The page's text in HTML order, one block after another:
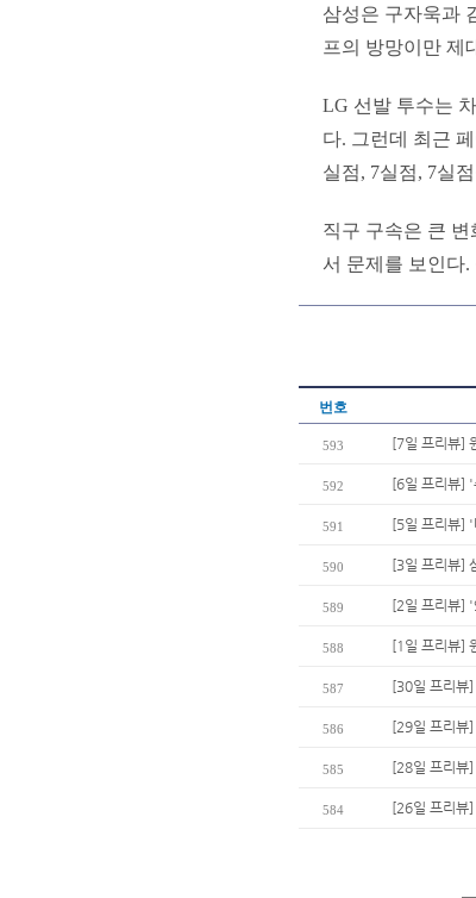
삼성은 구자욱과
프의 방망이만 제
LG 선발 투수는
다. 그런데 최근
실점, 7실점, 7실
직구 구속은 큰
서 문제를 보인다
번호
593 [7일 프리뷰]
592 [6일 프리뷰]
591 [5일 프리뷰]
590 [3일 프리뷰]
589 [2일 프리뷰]
588 [1일 프리뷰]
587 [30일 프리뷰
586 [29일 프리뷰
585 [28일 프리뷰]
584 [26일 프리뷰